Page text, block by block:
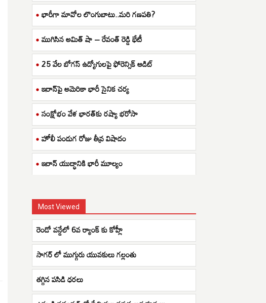
భారీగా మావోల లొంగుబాటు..మరి గణపతి?
ముగిసిన అమిత్ షా – రేవంత్ రెడ్డి భేటీ
25 వేల బోగస్ ఉద్యోగులపై ఫోరెన్సిక్ ఆడిట్
ఇరాన్‌పై అమెరికా భారీ సైనిక చర్య
సంక్షోభం వేళ భారత్‌కు రష్యా భరోసా
హోలీ పండుగ రోజు తీవ్ర విషాదం
ఇరాన్ యుద్ధానికి భారీ మూల్యం
Most Viewed
రెండో వన్డేలో 6వ ర్యాంక్ కు కోహ్లీ
సాగర్ లో ముగ్గురు యువకులు గల్లంతు
తగ్గిన పసిడి ధరలు